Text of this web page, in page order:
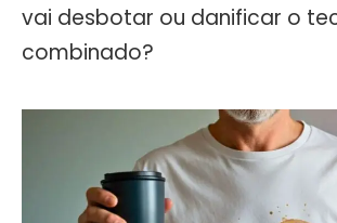
vai desbotar ou danificar o
combinado?